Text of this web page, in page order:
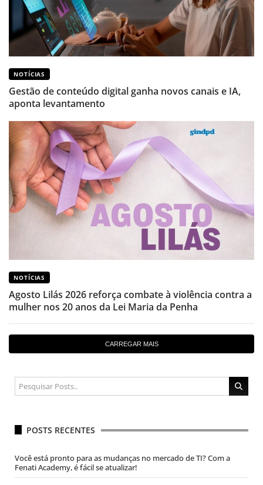
NOTÍCIAS
Gestão de conteúdo digital ganha novos canais e IA,
aponta levantamento
NOTÍCIAS
Agosto Lilás 2026 reforça combate à violência contra a
mulher nos 20 anos da Lei Maria da Penha
CARREGAR MAIS
POSTS RECENTES
Você está pronto para as mudanças no mercado de TI? Com a
Fenati Academy, é fácil se atualizar!